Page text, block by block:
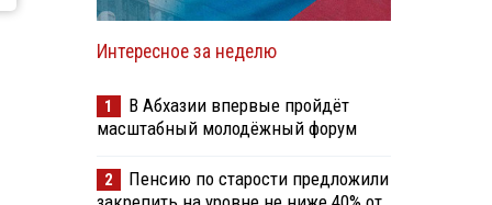
Интересное за неделю
1
В Абхазии впервые пройдёт
масштабный молодёжный форум
2
Пенсию по старости предложили